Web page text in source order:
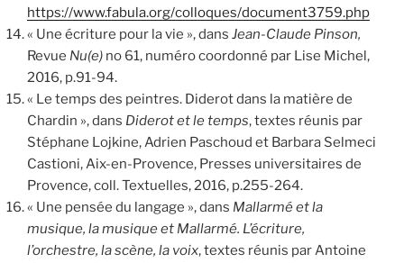
https://www.fabula.org/colloques/document3759.php
« Une écriture pour la vie », dans Jean-Claude Pinson,
Revue Nu(e) no 61, numéro coordonné par Lise Michel,
2016, p.91-94.
« Le temps des peintres. Diderot dans la matière de
Chardin », dans Diderot et le temps, textes réunis par
Stéphane Lojkine, Adrien Paschoud et Barbara Selmeci
Castioni, Aix-en-Provence, Presses universitaires de
Provence, coll. Textuelles, 2016, p.255-264.
« Une pensée du langage », dans Mallarmé et la
musique, la musique et Mallarmé. L’écriture,
l’orchestre, la scène, la voix, textes réunis par Antoine